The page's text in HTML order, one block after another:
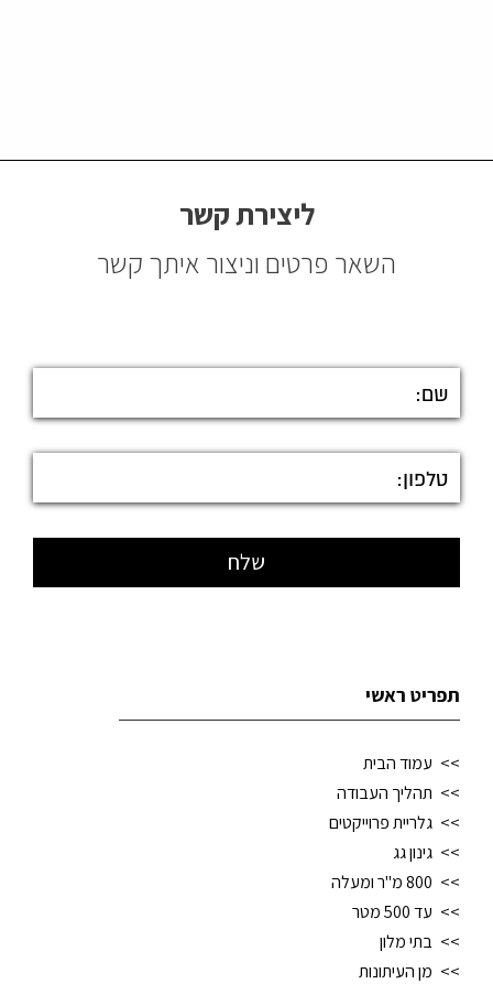
ליצירת קשר
השאר פרטים וניצור איתך קשר
תפריט ראשי
עמוד הבית
תהליך העבודה
גלריית פרוייקטים
גינון גג
800 מ"ר ומעלה
עד 500 מטר
בתי מלון
מן העיתונות